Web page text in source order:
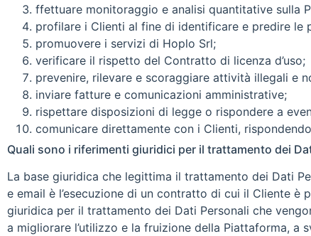
ffettuare monitoraggio e analisi quantitative sulla
profilare i Clienti al fine di identificare e predire
promuovere i servizi di Hoplo Srl;
verificare il rispetto del Contratto di licenza d’uso;
prevenire, rilevare e scoraggiare attività illegali e
inviare fatture e comunicazioni amministrative;
rispettare disposizioni di legge o rispondere a
comunicare direttamente con i Clienti,
Quali sono i riferimenti giuridici per il trattamento dei
La base giuridica che legittima il trattamento dei Dati
e email è l’esecuzione di un contratto di cui il Cliente
giuridica per il trattamento dei Dati Personali che
a migliorare l’utilizzo e la fruizione della Piattaforma, a